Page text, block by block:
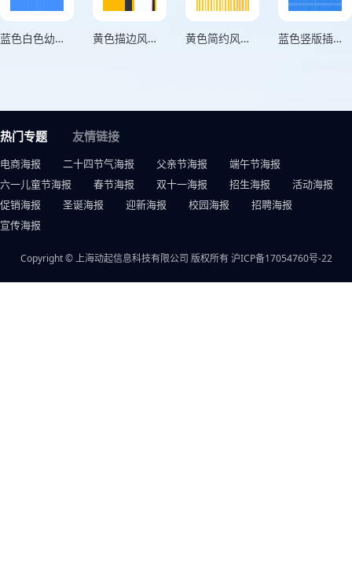
蓝色白色幼升小预科班竖版招生海报 黄色描边风英语兴趣班招生海报 黄色简约风暑假兴趣班招生海报 蓝色竖版插画风夏令营招新迎新海报
热门专题 友情链接
电商海报 二十四节气海报 父亲节海报
端午节海报
六一儿童节海报
春节海报 双十一海报 招生海报
活动海报
促销海报
圣诞海报 迎新海报 校园海报
招聘海报
宣传海报
Copyright © 上海动起信息科技有限公司 版权所有沪ICP备17054760号-22